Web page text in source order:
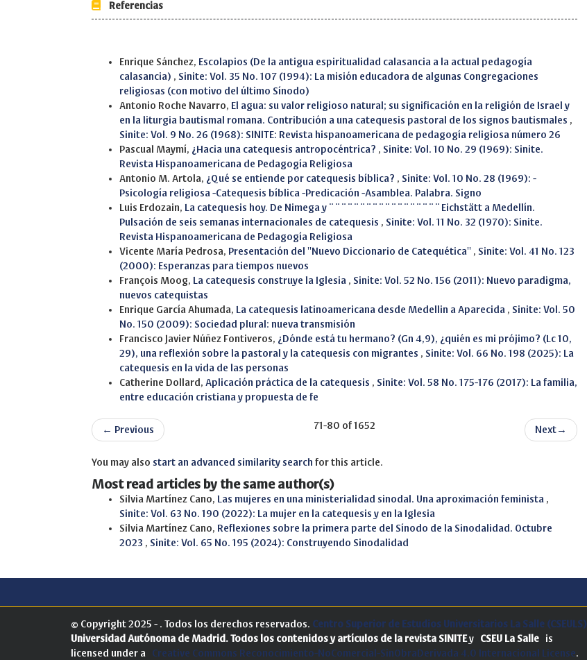
Referencias
Enrique Sánchez, Escolapios (De la antigua espiritualidad calasancia a la actual pedagogía
calasancia) , Sinite: Vol. 35 No. 107 (1994): La misión educadora de algunas Congregaciones
religiosas (con motivo del último Sínodo)
Antonio Roche Navarro, El agua: su valor religioso natural; su significación en la religión de Israel y
en la liturgia bautismal romana. Contribución a una catequesis pastoral de los signos bautismales ,
Sinite: Vol. 9 No. 26 (1968): SINITE: Revista hispanoamericana de pedagogía religiosa número 26
Pascual Maymí, ¿Hacia una catequesis antropocéntrica? , Sinite: Vol. 10 No. 29 (1969): Sinite.
Revista Hispanoamericana de Pedagogía Religiosa
Antonio M. Artola, ¿Qué se entiende por catequesis bíblica? , Sinite: Vol. 10 No. 28 (1969): -
Psicología religiosa -Catequesis bíblica -Predicación -Asamblea. Palabra. Signo
Luis Erdozain, La catequesis hoy. De Nimega y ¨¨¨¨¨¨¨¨¨¨¨¨¨¨¨¨¨¨Eichstätt a Medellín.
Pulsación de seis semanas internacionales de catequesis , Sinite: Vol. 11 No. 32 (1970): Sinite.
Revista Hispanoamericana de Pedagogía Religiosa
Vicente María Pedrosa, Presentación del ''Nuevo Diccionario de Catequética'' , Sinite: Vol. 41 No. 123
(2000): Esperanzas para tiempos nuevos
François Moog, La catequesis construye la Iglesia , Sinite: Vol. 52 No. 156 (2011): Nuevo paradigma,
nuevos catequistas
Enrique García Ahumada, La catequesis latinoamericana desde Medellin a Aparecida , Sinite: Vol. 50
No. 150 (2009): Sociedad plural: nueva transmisión
Francisco Javier Núñez Fontiveros, ¿Dónde está tu hermano? (Gn 4,9), ¿quién es mi prójimo? (Lc 10,
29), una reflexión sobre la pastoral y la catequesis con migrantes , Sinite: Vol. 66 No. 198 (2025): La
catequesis en la vida de las personas
Catherine Dollard, Aplicación práctica de la catequesis , Sinite: Vol. 58 No. 175-176 (2017): La familia,
entre educación cristiana y propuesta de fe
← Previous 71-80 of 1652 Next →
You may also start an advanced similarity search for this article.
Most read articles by the same author(s)
Silvia Martínez Cano, Las mujeres en una ministerialidad sinodal. Una aproximación feminista ,
Sinite: Vol. 63 No. 190 (2022): La mujer en la catequesis y en la Iglesia
Silvia Martínez Cano, Reflexiones sobre la primera parte del Sínodo de la Sinodalidad. Octubre
2023 , Sinite: Vol. 65 No. 195 (2024): Construyendo Sinodalidad
© Copyright 2025 - . Todos los derechos reservados. Centro Superior de Estudios Universitarios La Salle (CSEULS)
Universidad Autónoma de Madrid. Todos los contenidos y artículos de la revista SINITEy CSEU La Salle is
licensed under a Creative Commons Reconocimiento-NoComercial-SinObraDerivada 4.0 Internacional License.